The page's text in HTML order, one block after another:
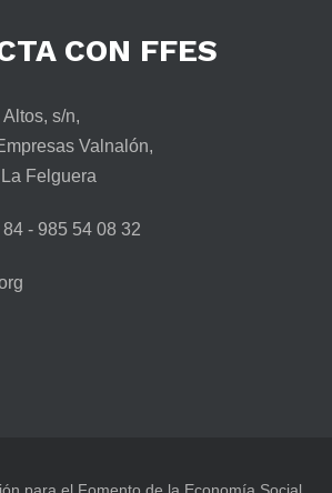
CON FFES
s/n,
Valnalón,
Felguera
- 985 54 08 32
para el Fomento de la Economía Social